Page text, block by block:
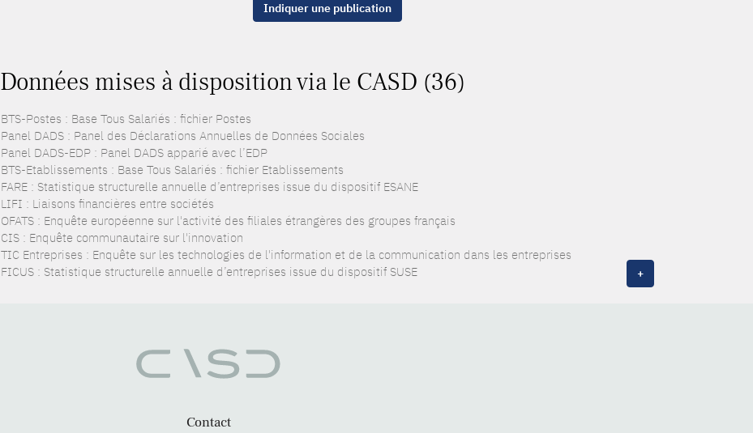
Indiquer une publication
Données mises à disposition via le CASD (36)
BTS-Postes : Base Tous Salariés : fichier Postes
Panel DADS : Panel des Déclarations Annuelles de Données Sociales
Panel DADS-EDP : Panel DADS apparié avec l’EDP
BTS-Etablissements : Base Tous Salariés : fichier Etablissements
FARE : Statistique structurelle annuelle d’entreprises issue du dispositif ESANE
LIFI : Liaisons financières entre sociétés
OFATS : Enquête européenne sur l'activité des filiales étrangères des groupes français
CIS : Enquête communautaire sur l'innovation
TIC Entreprises : Enquête sur les technologies de l'information et de la communication dans les entreprises
FICUS : Statistique structurelle annuelle d’entreprises issue du dispositif SUSE
+
Contact